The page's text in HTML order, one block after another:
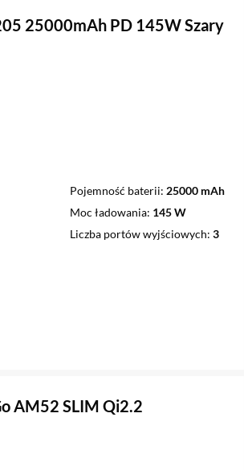
25000mAh PD 145W Szary
Pojemność baterii 25000 mAh
Moc ładowania 145 W
Liczba portów wyjściowych 3
AM52 SLIM Qi2.2